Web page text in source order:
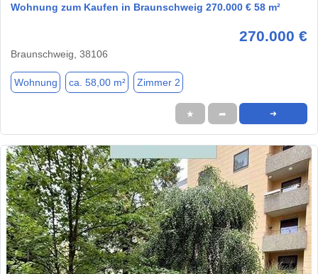
Wohnung zum Kaufen in Braunschweig 270.000 € 58 m²
270.000 €
Braunschweig, 38106
Wohnung ca. 58,00 m² Zimmer 2
★ ➦ ➜